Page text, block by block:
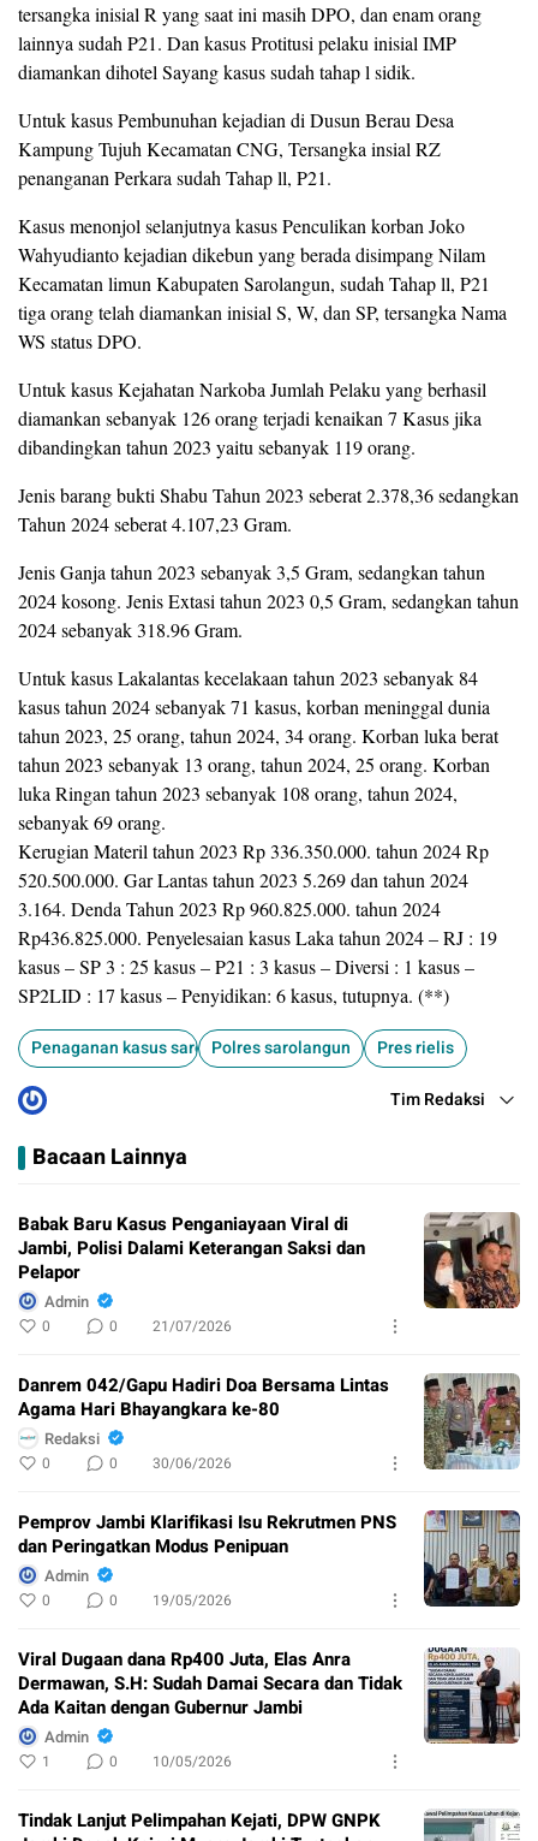
tersangka inisial R yang saat ini masih DPO, dan enam orang
lainnya sudah P21. Dan kasus Protitusi pelaku inisial IMP
diamankan dihotel Sayang kasus sudah tahap l sidik.
Untuk kasus Pembunuhan kejadian di Dusun Berau Desa
Kampung Tujuh Kecamatan CNG, Tersangka insial RZ
penanganan Perkara sudah Tahap ll, P21.
Kasus menonjol selanjutnya kasus Penculikan korban Joko
Wahyudianto kejadian dikebun yang berada disimpang Nilam
Kecamatan limun Kabupaten Sarolangun, sudah Tahap ll, P21
tiga orang telah diamankan inisial S, W, dan SP, tersangka Nama
WS status DPO.
Untuk kasus Kejahatan Narkoba Jumlah Pelaku yang berhasil
diamankan sebanyak 126 orang terjadi kenaikan 7 Kasus jika
dibandingkan tahun 2023 yaitu sebanyak 119 orang.
Jenis barang bukti Shabu Tahun 2023 seberat 2.378,36 sedangkan
Tahun 2024 seberat 4.107,23 Gram.
Jenis Ganja tahun 2023 sebanyak 3,5 Gram, sedangkan tahun
2024 kosong. Jenis Extasi tahun 2023 0,5 Gram, sedangkan tahun
2024 sebanyak 318.96 Gram.
Untuk kasus Lakalantas kecelakaan tahun 2023 sebanyak 84
kasus tahun 2024 sebanyak 71 kasus, korban meninggal dunia
tahun 2023, 25 orang, tahun 2024, 34 orang. Korban luka berat
tahun 2023 sebanyak 13 orang, tahun 2024, 25 orang. Korban
luka Ringan tahun 2023 sebanyak 108 orang, tahun 2024,
sebanyak 69 orang.
Kerugian Materil tahun 2023 Rp 336.350.000. tahun 2024 Rp
520.500.000. Gar Lantas tahun 2023 5.269 dan tahun 2024
3.164. Denda Tahun 2023 Rp 960.825.000. tahun 2024
Rp436.825.000. Penyelesaian kasus Laka tahun 2024 – RJ : 19
kasus – SP 3 : 25 kasus – P21 : 3 kasus – Diversi : 1 kasus –
SP2LID : 17 kasus – Penyidikan: 6 kasus, tutupnya. (**)
Penaganan kasus sarolangunPolres sarolangun Pres rielis
Tim Redaksi
Bacaan Lainnya
Babak Baru Kasus Penganiayaan Viral di
Jambi, Polisi Dalami Keterangan Saksi dan
Pelapor
Admin
0 0 21/07/2026
Danrem 042/Gapu Hadiri Doa Bersama Lintas
Agama Hari Bhayangkara ke-80
Redaksi
0 0 30/06/2026
Pemprov Jambi Klarifikasi Isu Rekrutmen PNS
dan Peringatkan Modus Penipuan
Admin
0 0 19/05/2026
Viral Dugaan dana Rp400 Juta, Elas Anra
Dermawan, S.H: Sudah Damai Secara dan Tidak
Ada Kaitan dengan Gubernur Jambi
Admin
1 0 10/05/2026
Tindak Lanjut Pelimpahan Kejati, DPW GNPK